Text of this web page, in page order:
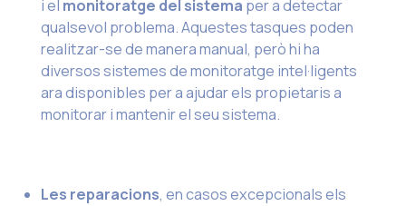
i el monitoratge del sistema per a detectar
qualsevol problema. Aquestes tasques poden
realitzar-se de manera manual, però hi ha
diversos sistemes de monitoratge intel·ligents
ara disponibles per a ajudar els propietaris a
monitorar i mantenir el seu sistema.
Les reparacions, en casos excepcionals els